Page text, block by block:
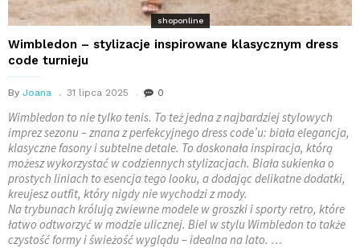
shoponline
Wimbledon – stylizacje inspirowane klasycznym dress
code turnieju
By Joana 31 lipca 2025 0
Wimbledon to nie tylko tenis. To też jedna z najbardziej stylowych
imprez sezonu – znana z perfekcyjnego dress code’u: biała elegancja,
klasyczne fasony i subtelne detale. To doskonała inspiracja, którą
możesz wykorzystać w codziennych stylizacjach. Biała sukienka o
prostych liniach to esencja tego looku, a dodając delikatne dodatki,
kreujesz outfit, który nigdy nie wychodzi z mody.
Na trybunach królują zwiewne modele w groszki i sporty retro, które
łatwo odtworzyć w modzie ulicznej. Biel w stylu Wimbledon to także
czystość formy i świeżość wyglądu – idealna na lato. …